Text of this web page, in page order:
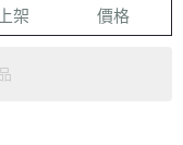
架 價格